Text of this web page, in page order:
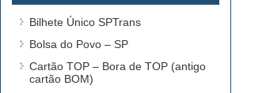
Bilhete Único SPTrans
Bolsa do Povo – SP
Cartão TOP – Bora de TOP (antigo
cartão BOM)